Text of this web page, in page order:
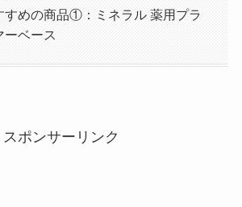
すめの商品①：ミネラル 薬用プラ
ーベース
スポンサーリンク